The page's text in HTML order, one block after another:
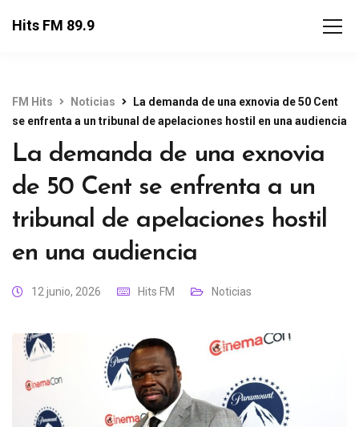
Hits FM 89.9
FM Hits Noticias
La demanda de una exnovia de 50 Cent
se enfrenta a un tribunal de apelaciones hostil en una audiencia
La demanda de una exnovia
de 50 Cent se enfrenta a un
tribunal de apelaciones hostil
en una audiencia
12 junio, 2026 Hits FM Noticias